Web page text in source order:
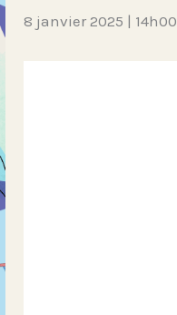
8 janvier 2025 | 14h00